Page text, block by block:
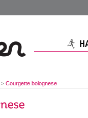
Courgette bolognese